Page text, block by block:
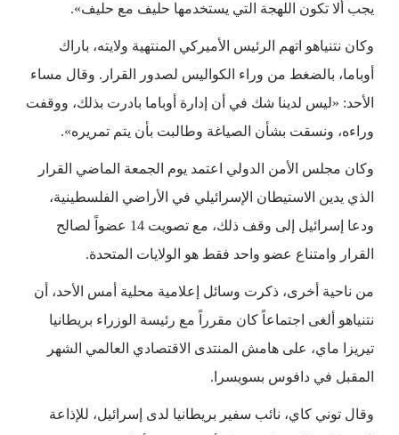
يجب ألا تكون اللهجة التي يستخدمها حليف مع حليف».
وكان نتنياهو اتهم الرئيس الأميركي المنتهية ولايته، باراك
أوباما، بالضغط من وراء الكواليس لصدور القرار. وقال مساء
الأحد: «ليس لدينا شك في أن إدارة أوباما بادرت بذلك، ووقفت
وراءه، ونسقت بشأن الصياغة وطالبت بأن يتم تمريره».
وكان مجلس الأمن الدولي اعتمد يوم الجمعة الماضي القرار
الذي يدين الاستيطان الإسرائيلي في الأراضي الفلسطينية،
ودعا إسرائيل إلى وقف ذلك، مع تصويت 14 عضواً لصالح
القرار وامتناع عضو واحد فقط هو الولايات المتحدة.
من ناحية أخرى، ذكرت وسائل إعلامية محلية أمس الأحد، أن
نتنياهو ألغى اجتماعاً كان مقرراً مع رئيسة الوزراء بريطانيا
تيريزا ماي، على هامش المنتدى الاقتصادي العالمي الشهر
المقبل في دافوس بسويسرا.
وقال توني كاي، نائب سفير بريطانيا لدى إسرائيل، للإذاعة